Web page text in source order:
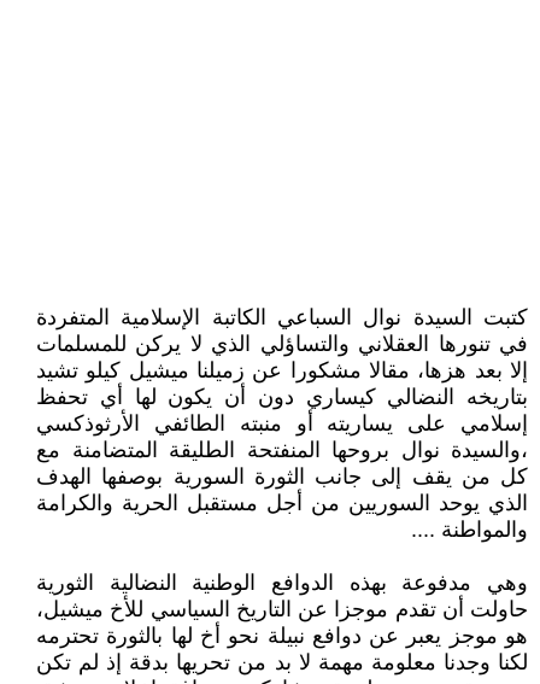
كتبت السيدة نوال السباعي الكاتبة الإسلامية المتفردة
في تنورها العقلاني والتساؤلي الذي لا يركن للمسلمات
إلا بعد هزها، مقالا مشكورا عن زميلنا ميشيل كيلو تشيد
بتاريخه النضالي كيساري دون أن يكون لها أي تحفظ
إسلامي على يساريته أو منبته الطائفي الأرثوذكسي
،والسيدة نوال بروحها المنفتحة الطليقة المتضامنة مع
كل من يقف إلى جانب الثورة السورية بوصفها الهدف
الذي يوحد السوريين من أجل مستقبل الحرية والكرامة
والمواطنة ....
وهي مدفوعة بهذه الدوافع الوطنية النضالية الثورية
حاولت أن تقدم موجزا عن التاريخ السياسي للأخ ميشيل،
هو موجز يعبر عن دوافع نبيلة نحو أخ لها بالثورة تحترمه
لكنا وجدنا معلومة مهمة لا بد من تحريها بدقة إذ لم تكن